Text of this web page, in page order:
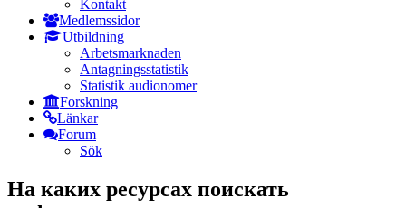
Kontakt
Medlemssidor
Utbildning
Arbetsmarknaden
Antagningsstatistik
Statistik audionomer
Forskning
Länkar
Forum
Sök
На каких ресурсах поискать